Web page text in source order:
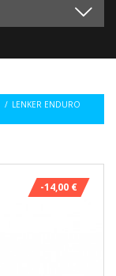
/ LENKER ENDURO
-14,00 €